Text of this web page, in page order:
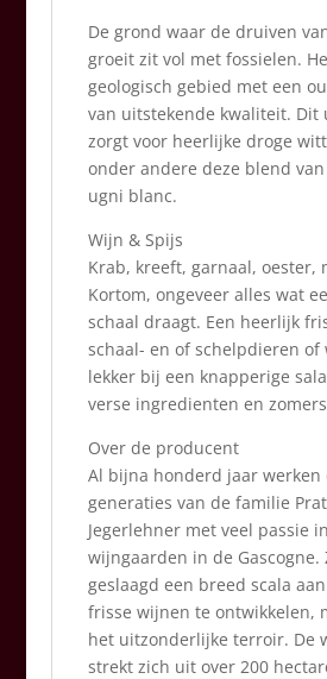
De grond waar de druiven
groeit zit vol met fossielen.
geologisch gebied met een
van uitstekende kwaliteit. Dit
zorgt voor heerlijke droge
onder andere deze blend
ugni blanc.
Wijn & Spijs
Krab, kreeft, garnaal, oester,
Kortom, ongeveer alles wat
schaal draagt. Een heerlijk
schaal- en of schelpdieren of
lekker bij een knapperige
verse ingredienten en
Over de producent
Al bijna honderd jaar werken
generaties van de familie
Jegerlehner met veel passie
wijngaarden in de
geslaagd een breed scala
frisse wijnen te ontwikkelen,
het uitzonderlijke terroir. De
strekt zich uit over 200